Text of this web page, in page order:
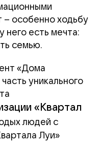
– особенно ходьбу
него есть мечта:
семью.
«Дома
уникального
«Квартал
людей с
Луи»